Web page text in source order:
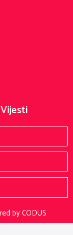
by CODUS